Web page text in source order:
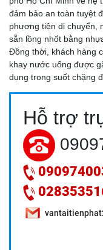
đảm bảo an toàn tuyệt
phương tiện di chuyển,
sẵn lồng nhốt bằng
Đồng thời, khách hàng
khay nước uống được
dụng trong suốt chặng
Hỗ trợ
DỊCH VỤ VẬN
PHÁP BẢO VỆ GIÁ